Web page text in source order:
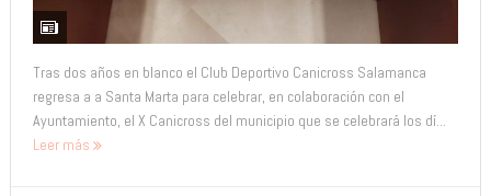
Tras dos años en blanco el Club Deportivo Canicross Salamanca
regresa a a Santa Marta para celebrar, en colaboración con el
Ayuntamiento, el X Canicross del municipio que se celebrará los dí...
Leer más